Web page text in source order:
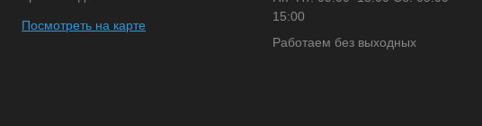
Посмотреть на карте
15:00
Работаем без выходных